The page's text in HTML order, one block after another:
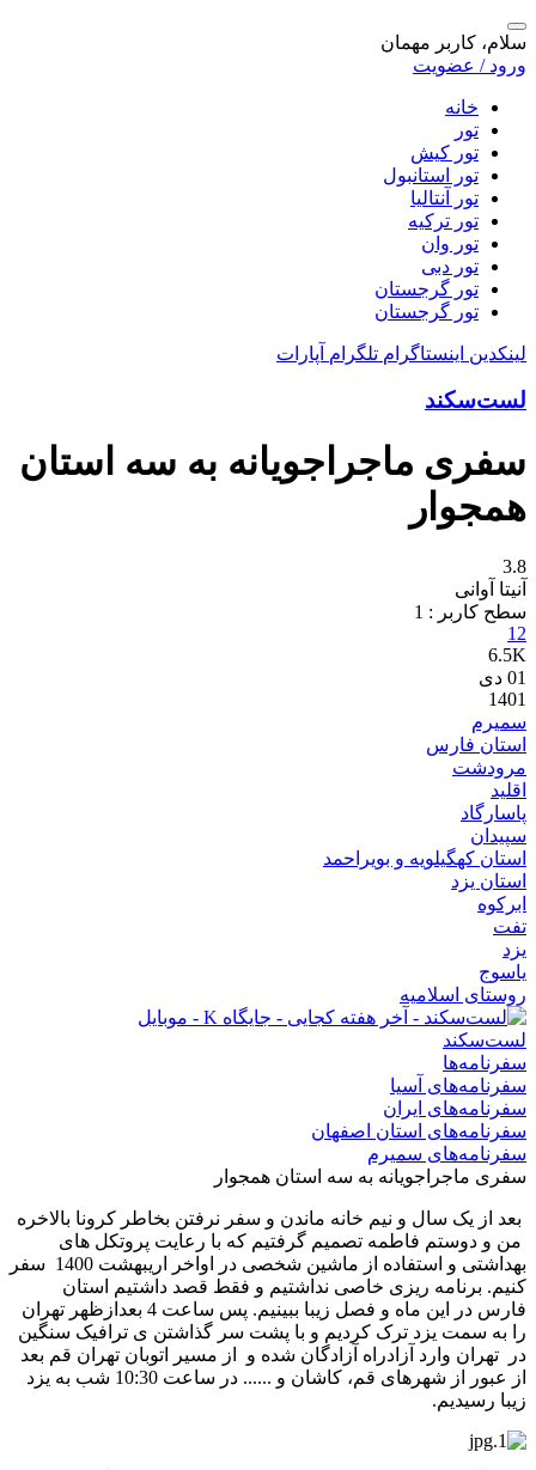
سلام، کاربر مهمان
ورود / عضویت
خانه
تور
تور کیش
تور استانبول
تور آنتالیا
تور ترکیه
تور وان
تور دبی
تور گرجستان
تور گرجستان
لینکدین اینستاگرام تلگرام آپارات
لست‌سکند
سفری ماجراجویانه به سه استان
همجوار
3.8
آنیتا آوانی
سطح کاربر : 1
12
6.5K
01 دی
1401
سمیرم
استان فارس
مرودشت
اقلید
پاسارگاد
سپیدان
استان کهگیلویه و بویراحمد
استان یزد
ابرکوه
تفت
یزد
یاسوج
روستای اسلامیه
لست‌سکند
سفرنامه‌ها
سفرنامه‌های آسیا
سفرنامه‌های ایران
سفرنامه‌های استان اصفهان
سفرنامه‌های سمیرم
سفری ماجراجویانه به سه استان همجوار
بعد از یک سال و نیم خانه ماندن و سفر نرفتن بخاطر کرونا بالاخره
من و دوستم فاطمه تصمیم گرفتیم که با رعایت پروتکل های
بهداشتی و استفاده از ماشین شخصی در اواخر اریبهشت 1400 سفر
کنیم. برنامه ریزی خاصی نداشتیم و فقط قصد داشتیم استان
فارس در این ماه و فصل زیبا ببینیم. پس ساعت 4 بعدازظهر تهران
را به سمت یزد ترک کردیم و با پشت سر گذاشتن ی ترافیک سنگین
در تهران وارد آزادراه آزادگان شده و از مسیر اتوبان تهران قم بعد
از عبور از شهرهای قم، کاشان و ...... در ساعت 10:30 شب به یزد
زیبا رسیدیم.